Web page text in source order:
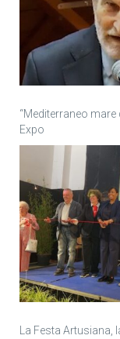
“Mediterraneo mare
Expo
La Festa Artusiana,